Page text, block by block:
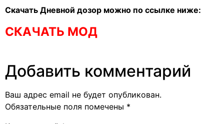
Скачать Дневной дозор можно по ссылке ниже:
СКАЧАТЬ МОД
Добавить комментарий
Ваш адрес email не будет опубликован.
Обязательные поля помечены *